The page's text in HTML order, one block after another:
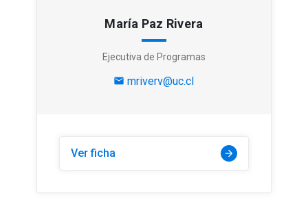
María Paz Rivera
Ejecutiva de Programas
mail mriverv@uc.cl
Ver ficha arrow_forward